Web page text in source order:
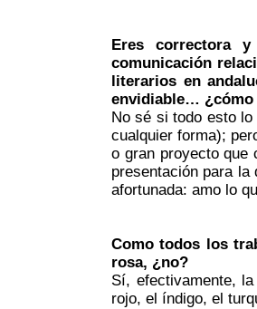
Eres correctora
comunicación
literarios en
envidiable… ¿cómo
No sé si todo esto lo
cualquier forma);
o gran proyecto que
presentación para
afortunada: amo lo
Como todos los
rosa, ¿no?
Sí, efectivamente,
rojo, el índigo, el